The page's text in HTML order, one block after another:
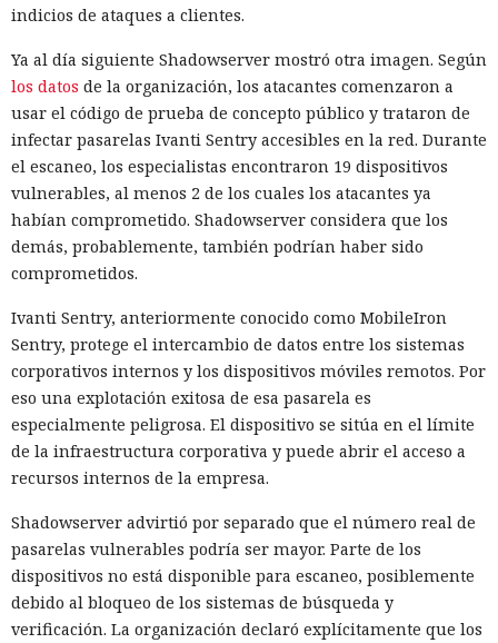
indicios de ataques a clientes.
Ya al día siguiente Shadowserver mostró otra imagen. Según
los datos de la organización, los atacantes comenzaron a
usar el código de prueba de concepto público y trataron de
infectar pasarelas Ivanti Sentry accesibles en la red. Durante
el escaneo, los especialistas encontraron 19 dispositivos
vulnerables, al menos 2 de los cuales los atacantes ya
habían comprometido. Shadowserver considera que los
demás, probablemente, también podrían haber sido
comprometidos.
Ivanti Sentry, anteriormente conocido como MobileIron
Sentry, protege el intercambio de datos entre los sistemas
corporativos internos y los dispositivos móviles remotos. Por
eso una explotación exitosa de esa pasarela es
especialmente peligrosa. El dispositivo se sitúa en el límite
de la infraestructura corporativa y puede abrir el acceso a
recursos internos de la empresa.
Shadowserver advirtió por separado que el número real de
pasarelas vulnerables podría ser mayor. Parte de los
dispositivos no está disponible para escaneo, posiblemente
debido al bloqueo de los sistemas de búsqueda y
verificación. La organización declaró explícitamente que los